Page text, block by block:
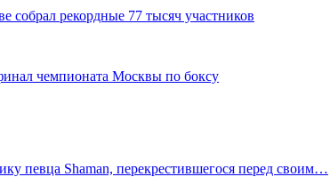
собрал рекордные 77 тысяч участников
чемпионата Москвы по боксу
певца Shaman, перекрестившегося перед своим…